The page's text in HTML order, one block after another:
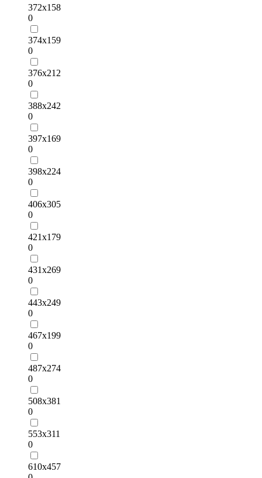
372х158
0
374х159
0
376х212
0
388х242
0
397х169
0
398х224
0
406х305
0
421х179
0
431х269
0
443х249
0
467х199
0
487х274
0
508х381
0
553х311
0
610х457